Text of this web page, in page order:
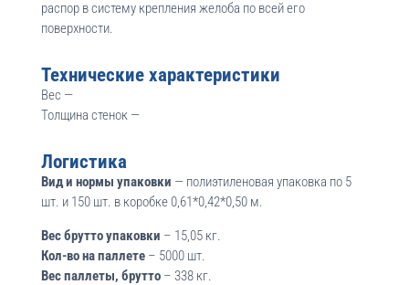
распор в систему крепления желоба по всей его
поверхности.
Технические характеристики
Вес —
Толщина стенок —
Логистика
Вид и нормы упаковки — полиэтиленовая упаковка по 5
шт. и 150 шт. в коробке 0,61*0,42*0,50 м.
Вес брутто упаковки – 15,05 кг.
Кол-во на паллете– 5000 шт.
Вес паллеты, брутто– 338 кг.